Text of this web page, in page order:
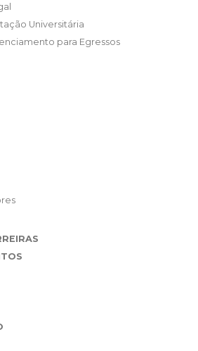
Universitária
para Egressos